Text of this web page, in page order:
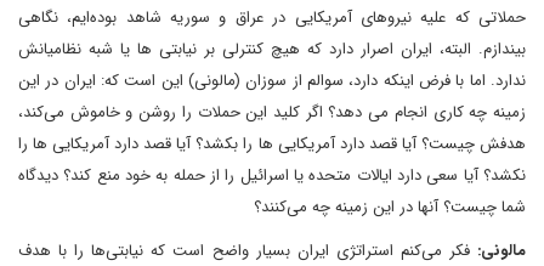
حملاتی که علیه نیروهای آمریکایی در عراق و سوریه شاهد بوده‌ایم، نگاهی
بیندازم. البته، ایران اصرار دارد که هیچ کنترلی بر نیابتی ها یا شبه نظامیانش
ندارد. اما با فرض اینکه دارد، سوالم از سوزان (مالونی) این است که: ایران در این
زمینه چه کاری انجام می دهد؟ اگر کلید این حملات را روشن و خاموش می‌کند،
هدفش چیست؟ آیا قصد دارد آمریکایی ها را بکشد؟ آیا قصد دارد آمریکایی ها را
نکشد؟ آیا سعی دارد ایالات متحده یا اسرائیل را از حمله به خود منع کند؟ دیدگاه
شما چیست؟ آنها در این زمینه چه می‌کنند؟
مالونی: فکر می‌کنم استراتژی ایران بسیار واضح است که نیابتی‌ها را با هدف